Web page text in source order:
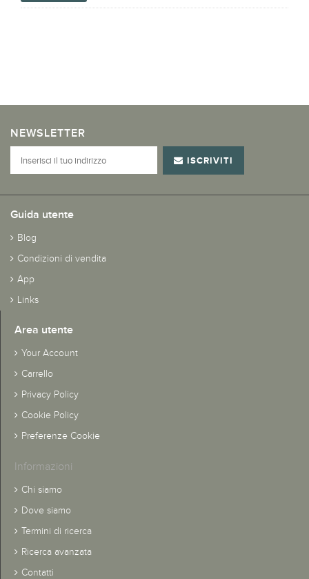
NEWSLETTER
ISCRIVITI
Guida utente
Blog
Condizioni di vendita
App
Links
Area utente
Your Account
Carrello
Privacy Policy
Cookie Policy
Preferenze Cookie
Informazioni
Chi siamo
Dove siamo
Termini di ricerca
Ricerca avanzata
Contatti